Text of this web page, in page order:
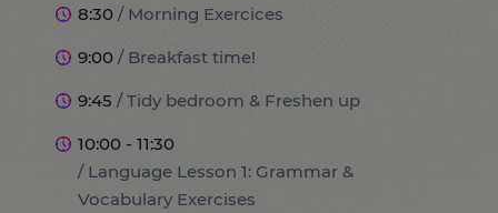
8:30 / Morning Exercices
9:00 / Breakfast time!
9:45 / Tidy bedroom & Freshen up
10:00 - 11:30
/ Language Lesson 1: Grammar &
Vocabulary Exercises